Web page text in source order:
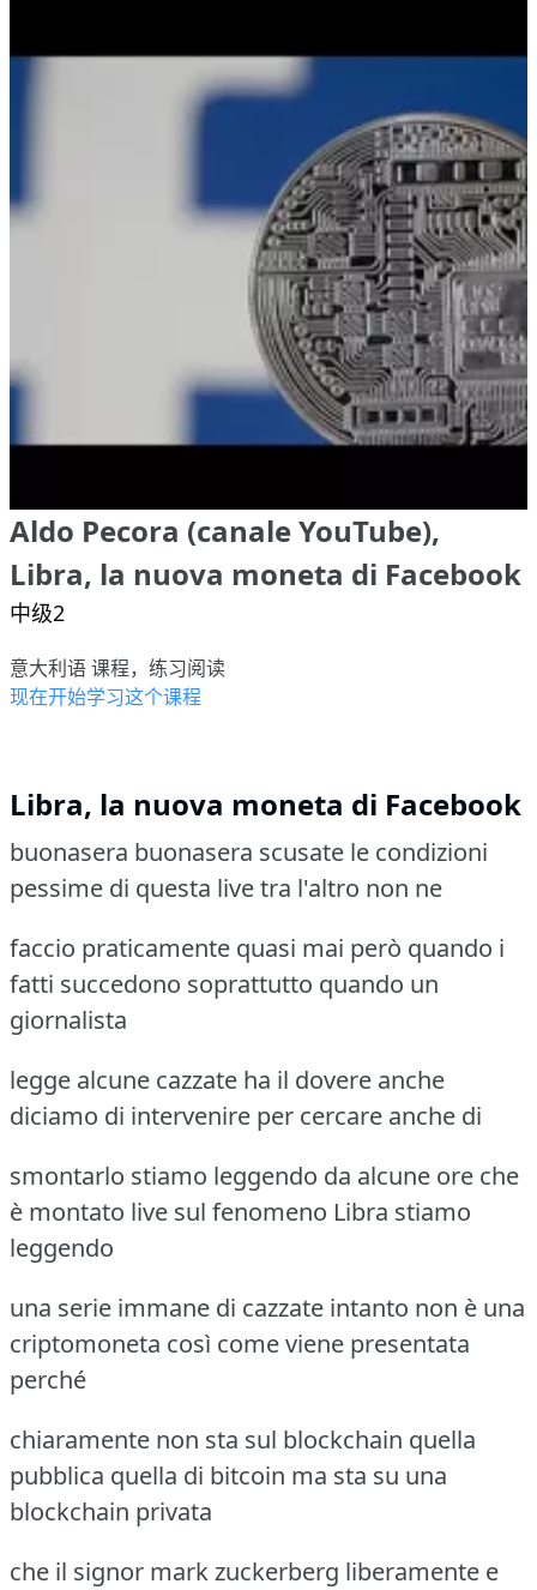
Aldo Pecora (canale YouTube),
Libra, la nuova moneta di Facebook
中级2
意大利语 课程，练习阅读
现在开始学习这个课程
Libra, la nuova moneta di Facebook
buonasera buonasera scusate le condizioni
pessime di questa live tra l'altro non ne
faccio praticamente quasi mai però quando i
fatti succedono soprattutto quando un
giornalista
legge alcune cazzate ha il dovere anche
diciamo di intervenire per cercare anche di
smontarlo stiamo leggendo da alcune ore che
è montato live sul fenomeno Libra stiamo
leggendo
una serie immane di cazzate intanto non è una
criptomoneta così come viene presentata
perché
chiaramente non sta sul blockchain quella
pubblica quella di bitcoin ma sta su una
blockchain privata
che il signor mark zuckerberg liberamente e